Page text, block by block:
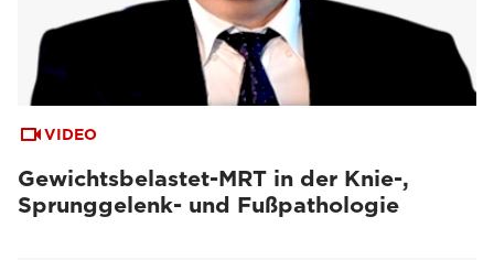
VIDEO
Gewichtsbelastet-MRT in der Knie-,
Sprunggelenk- und Fußpathologie